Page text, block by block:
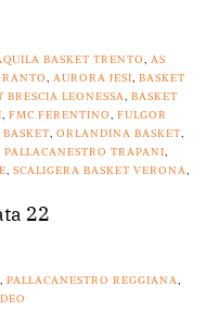
BASKET TRENTO, AS
, AURORA JESI, BASKET
BRESCIA LEONESSA, BASKET
, FMC FERENTINO, FULGOR
, ORLANDINA BASKET,
PALLACANESTRO TRAPANI,
, SCALIGERA BASKET VERONA,
22
, PALLACANESTRO REGGIANA,